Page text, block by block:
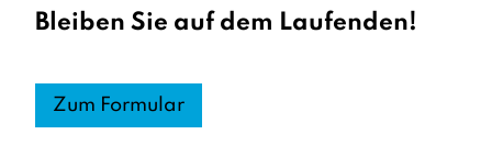
Bleiben Sie auf dem Laufenden!
Zum Formular